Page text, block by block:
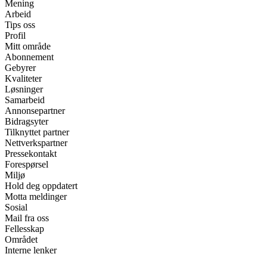
Mening
Arbeid
Tips oss
Profil
Mitt område
Abonnement
Gebyrer
Kvaliteter
Løsninger
Samarbeid
Annonsepartner
Bidragsyter
Tilknyttet partner
Nettverkspartner
Pressekontakt
Forespørsel
Miljø
Hold deg oppdatert
Motta meldinger
Sosial
Mail fra oss
Fellesskap
Området
Interne lenker